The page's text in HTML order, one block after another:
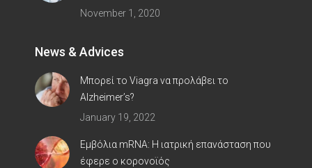
November 1, 2020
News & Advices
Μπορεί το Viagra να προλάβει το
Alzheimer’s?
January 19, 2022
Εμβόλια mRNA: Η ιατρική επανάσταση που
έφερε ο κορoνοϊός